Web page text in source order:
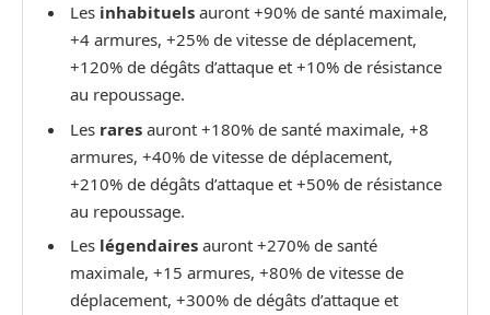
Les inhabituels auront +90% de santé maximale,
+4 armures, +25% de vitesse de déplacement,
+120% de dégâts d’attaque et +10% de résistance
au repoussage.
Les rares auront +180% de santé maximale, +8
armures, +40% de vitesse de déplacement,
+210% de dégâts d’attaque et +50% de résistance
au repoussage.
Les légendaires auront +270% de santé
maximale, +15 armures, +80% de vitesse de
déplacement, +300% de dégâts d’attaque et